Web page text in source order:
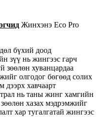
Жинхэнэ Eco Pro
бүхий доод
зүү нь жингээс гарч
зөөлөн хуванцардаа
олгодог бөгөөд солих
дээрх хавчаарт
нь таны жинг хамгийн
хазах мэдрэмжийг
хар тугалгатай жингээс